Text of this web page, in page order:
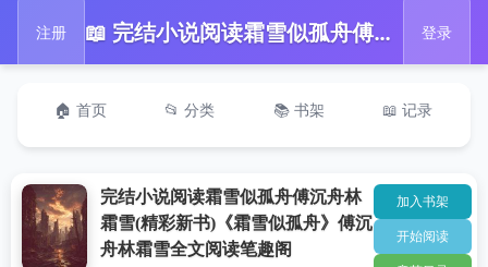
注册 📖 完结小说阅读霜雪似孤舟傅沉舟林霜雪(精彩新书)《霜雪似孤舟》傅沉舟林霜雪全文阅读笔趣阁 登录
🏠 首页 📂 分类 📚 书架 📖 记录
完结小说阅读霜雪似孤舟傅沉舟林
霜雪(精彩新书)《霜雪似孤舟》傅沉
舟林霜雪全文阅读笔趣阁
加入书架
开始阅读